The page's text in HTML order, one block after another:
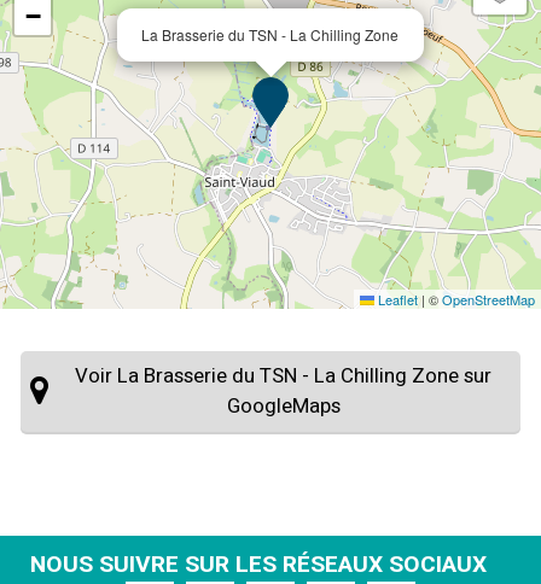
La Brasserie du TSN - La Chilling Zone
−
Leaflet | ©OpenStreetMap
Voir La Brasserie du TSN - La Chilling Zone sur
GoogleMaps
NOUS SUIVRE SUR LES RÉSEAUX SOCIAUX